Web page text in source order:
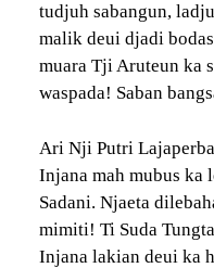
tudjuh sabangun,
malik deui djadi
muara Tji Aruteun ka
waspada! Saban
Ari Nji Putri
Injana mah mubus ka
Sadani. Njaeta
mimiti! Ti Suda
Injana lakian deui ka